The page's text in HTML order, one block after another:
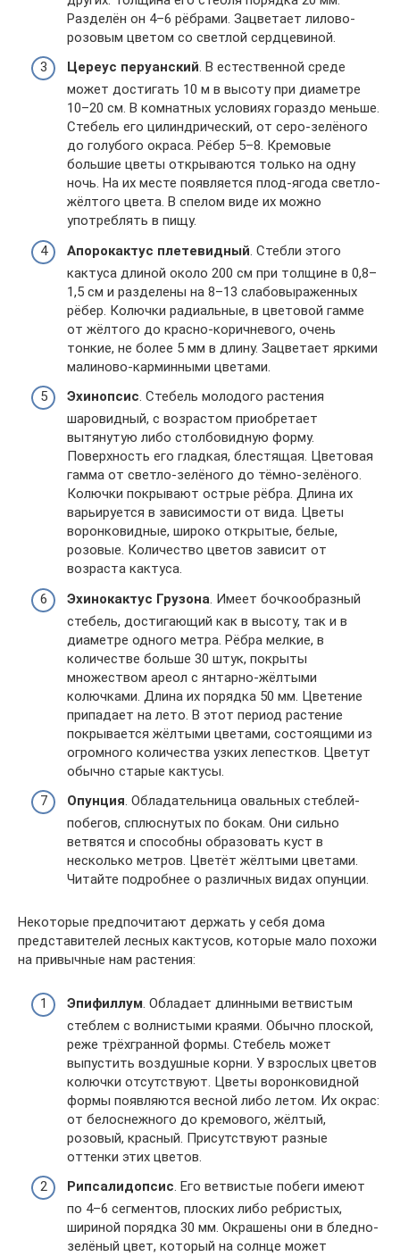
Разделён он 4–6 рёбрами. Зацветает лилово-
розовым цветом со светлой сердцевиной.
Цереус перуанский. В естественной среде
может достигать 10 м в высоту при диаметре
10–20 см. В комнатных условиях гораздо меньше.
Стебель его цилиндрический, от серо-зелёного
до голубого окраса. Рёбер 5–8. Кремовые
большие цветы открываются только на одну
ночь. На их месте появляется плод-ягода светло-
жёлтого цвета. В спелом виде их можно
употреблять в пищу.
Апорокактус плетевидный. Стебли этого
кактуса длиной около 200 см при толщине в 0,8–
1,5 см и разделены на 8–13 слабовыраженных
рёбер. Колючки радиальные, в цветовой гамме
от жёлтого до красно-коричневого, очень
тонкие, не более 5 мм в длину. Зацветает яркими
малиново-карминными цветами.
Эхинопсис. Стебель молодого растения
шаровидный, с возрастом приобретает
вытянутую либо столбовидную форму.
Поверхность его гладкая, блестящая. Цветовая
гамма от светло-зелёного до тёмно-зелёного.
Колючки покрывают острые рёбра. Длина их
варьируется в зависимости от вида. Цветы
воронковидные, широко открытые, белые,
розовые. Количество цветов зависит от
возраста кактуса.
Эхинокактус Грузона. Имеет бочкообразный
стебель, достигающий как в высоту, так и в
диаметре одного метра. Рёбра мелкие, в
количестве больше 30 штук, покрыты
множеством ареол с янтарно-жёлтыми
колючками. Длина их порядка 50 мм. Цветение
припадает на лето. В этот период растение
покрывается жёлтыми цветами, состоящими из
огромного количества узких лепестков. Цветут
обычно старые кактусы.
Опунция. Обладательница овальных стеблей-
побегов, сплюснутых по бокам. Они сильно
ветвятся и способны образовать куст в
несколько метров. Цветёт жёлтыми цветами.
Читайте подробнее о различных видах опунции.
Некоторые предпочитают держать у себя дома
представителей лесных кактусов, которые мало похожи
на привычные нам растения:
Эпифиллум. Обладает длинными ветвистым
стеблем с волнистыми краями. Обычно плоской,
реже трёхгранной формы. Стебель может
выпустить воздушные корни. У взрослых цветов
колючки отсутствуют. Цветы воронковидной
формы появляются весной либо летом. Их окрас:
от белоснежного до кремового, жёлтый,
розовый, красный. Присутствуют разные
оттенки этих цветов.
Рипсалидопсис. Его ветвистые побеги имеют
по 4–6 сегментов, плоских либо ребристых,
шириной порядка 30 мм. Окрашены они в бледно-
зелёный цвет, который на солнце может